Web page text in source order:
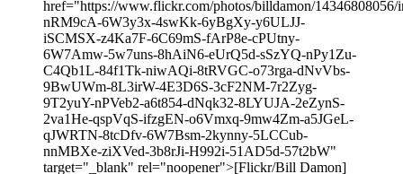
href="https://www.flickr.com/photos/billdamon/14346808056/
nRM9cA-6W3y3x-4swKk-6yBgXy-y6ULJJ-
iSCMSX-z4Ka7F-6C69mS-fArP8e-cPUtny-
6W7Amw-5w7uns-8hAiN6-eUrQ5d-sSzYQ-nPy1Zu-
C4Qb1L-84f1Tk-niwAQi-8tRVGC-o73rga-dNvVbs-
9BwUWm-8L3irW-4E3D6S-3cF2NM-7r2Zyg-
9T2yuY-nPVeb2-a6t854-dNqk32-8LYUJA-2eZynS-
2va1He-qspVqS-ifzgEN-o6Vmxq-9mw4Zm-a5JGeL-
qJWRTN-8tcDfv-6W7Bsm-2kynny-5LCCub-
nnMBXe-ziXVed-3b8rJi-H992i-51AD5d-57t2bW"
target="_blank" rel="noopener">[Flickr/Bill Damon]